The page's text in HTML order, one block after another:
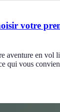
votre
aventure en vol
qui vous